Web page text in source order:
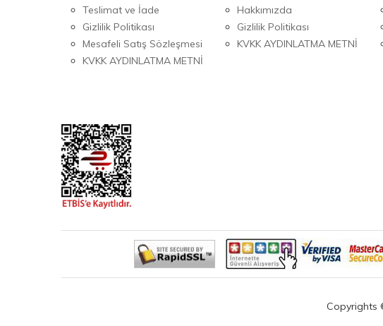
Teslimat ve İade
Gizlilik Politikası
Mesafeli Satış Sözleşmesi
KVKK AYDINLATMA METNİ
Hakkımızda
Gizlilik Politikası
KVKK AYDINLATMA METNİ
Copyrights